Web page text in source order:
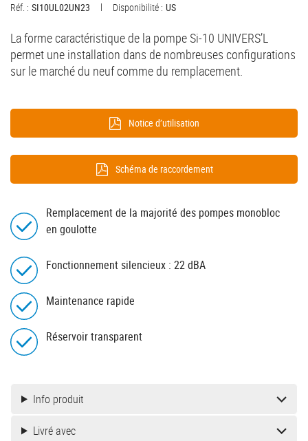
Disponibilité : US
Réf. : SI10UL02UN23
La forme caractéristique de la pompe Si-10 UNIVERS’L
permet une installation dans de nombreuses configurations
sur le marché du neuf comme du remplacement.
Notice d’utilisation
Schéma de raccordement
Remplacement de la majorité des pompes monobloc
en goulotte
Fonctionnement silencieux : 22 dBA
Maintenance rapide
Réservoir transparent
Info produit
Livré avec